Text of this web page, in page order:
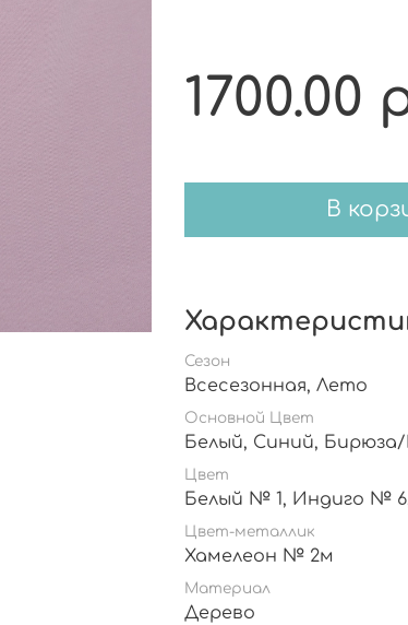
1700.00
В
Сезон
Всесезонная, Лето
Основной Цвет
Белый, Синий,
Цвет
Цвет-металлик
Хамелеон № 2м
Материал
Дерево